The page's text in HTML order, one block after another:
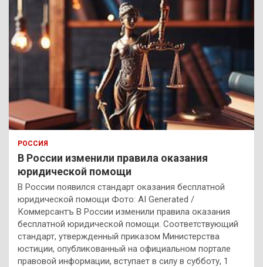
РОССИЯ
В России изменили правила оказания
юридической помощи
В России появился стандарт оказания бесплатной
юридической помощи Фото: AI Generated /
Коммерсантъ В России изменили правила оказания
бесплатной юридической помощи. Соответствующий
стандарт, утвержденный приказом Министерства
юстиции, опубликованный на официальном портале
правовой информации, вступает в силу в субботу, 1